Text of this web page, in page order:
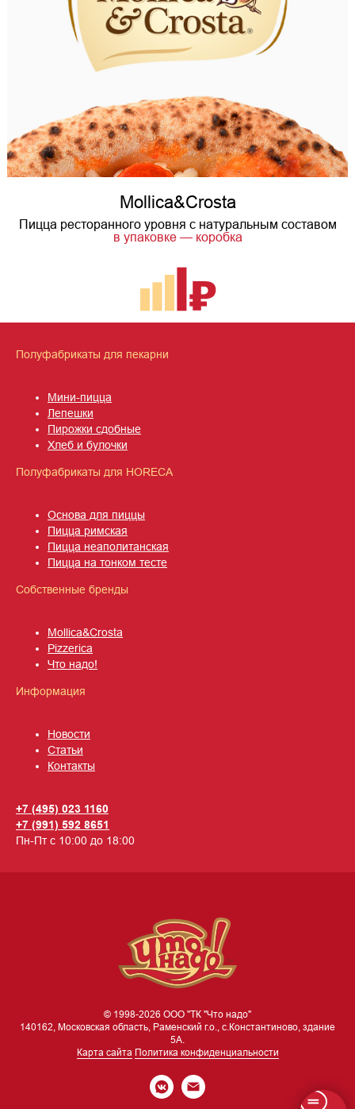
Mollica&Crosta
Пицца ресторанного уровня с натуральным составом
в упаковке — коробка
Полуфабрикаты для пекарни
Мини-пицца
Лепешки
Пирожки сдобные
Хлеб и булочки
Полуфабрикаты для HORECA
Основа для пиццы
Пицца римская
Пицца неаполитанская
Пицца на тонком тесте
Собственные бренды
Mollica&Crosta
Pizzerica
Что надо!
Информация
Новости
Статьи
Контакты
+7 (495) 023 1160
+7 (991) 592 8651
Пн-Пт с 10:00 до 18:00
© 1998-2026 ООО "ТК "Что надо"
140162, Московская область, Раменский г.о., с.Константиново, здание
5А.
Карта сайта Политика конфиденциальности